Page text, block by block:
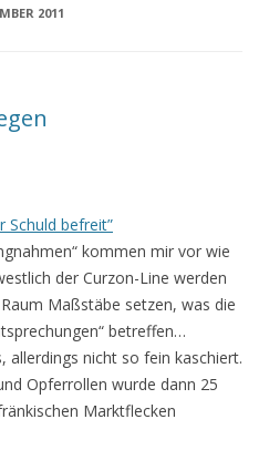
2011
Schuld befreit”
kommen mir vor wie
der Curzon-Line werden
Maßstäbe setzen, was die
betreffen…
allerdings nicht so fein kaschiert.
Opferrollen wurde dann 25
Marktflecken